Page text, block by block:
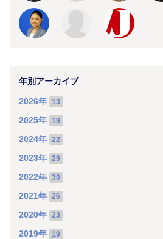
年別アーカイブ
2026年 13
2025年 19
2024年 22
2023年 29
2022年 30
2021年 26
2020年 23
2019年 19